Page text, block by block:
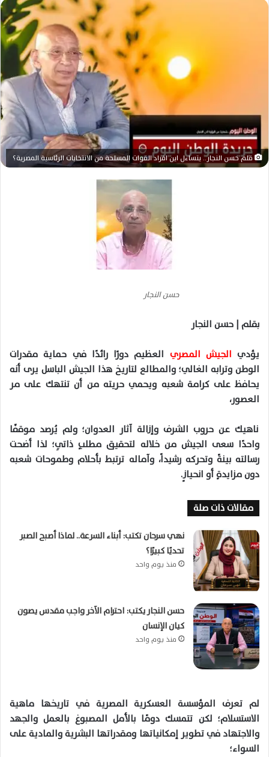
ا
ل
ك
ت
ر
قلم حسن النجار.. يتساءل اين افراد القوات المسلحة من الانتخابات الرئاسية المصرية؟
حسن النجار
بقلم | حسن النجار
يؤدي الجيش المصري العظيم دورًا رائدًا في حماية مقدرات
الوطن وترابه الغالي؛ والمطالع لتاريخ هذا الجيش الباسل يرى أنه
يحافظ على كرامة شعبه ويحمي حريته من أن تنتهك على مر
العصور،
ناهيك عن حروب الشرف وإزالة آثار العدوان؛ ولم يُرصد موقفًا
واحدًا سعى الجيش من خلاله لتحقيق مطلبٍ ذاتيِ؛ لذا أضحت
رسالته بينةً وتحركه رشيداً، وآماله ترتبط بأحلام وطموحات شعبه
دون مزايدةٍ أو انحيازٍ.
مقالات ذات صلة
نهي سرحان تكتب: أبناء السرعة.. لماذا أصبح الصبر
تحديًا كبيرًا؟
منذ يوم واحد
حسن النجار يكتب: احترام الآخر واجب مقدس يصون
كيان الإنسان
منذ يوم واحد
لم تعرف المؤسسة العسكرية المصرية في تاريخها ماهية
الاستسلام؛ لكن تتمسك دومًا بالأمل المصبوغ بالعمل والجهد
والاجتهاد في تطوير إمكانياتها ومقدراتها البشرية والمادية على
السواء؛